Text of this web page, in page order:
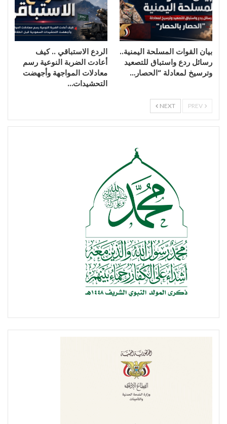
بيان القوات المسلحة اليمنية..
رسائل ردع واستباق للتصعيد
وترسيخ لمعادلة “الحصار…
الردع الاستباقي .. كيف
أعادت الضربة النوعية رسم
معادلات المواجهة وأجهضت
التحشيدات…
NEXT